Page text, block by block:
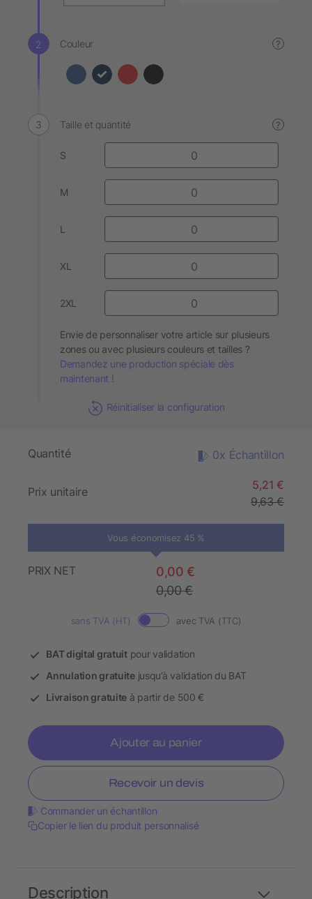
Couleur ?
Taille et quantité ?
S
M
L
XL
2XL
Envie de personnaliser votre article sur plusieurs
zones ou avec plusieurs couleurs et tailles ?
Demandez une production spéciale dès
maintenant !
Réinitialiser la configuration
Quantité 0x Échantillon
Prix unitaire
5,21 €
9,63 €
Vous économisez 45 %
PRIX NET
0,00 €
0,00 €
sans TVA (HT) avec TVA (TTC)
BAT digital gratuitpour validation
Annulation gratuitejusqu’à validation du BAT
Livraison gratuite à partir de 500 €
Ajouter au panier
Recevoir un devis
Commander un échantillon
Copier le lien du produit personnalisé
Description